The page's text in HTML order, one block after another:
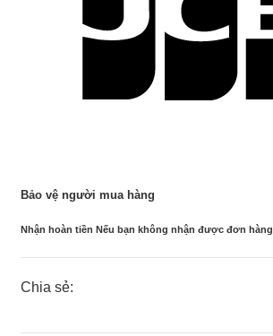
Bảo vệ người mua hàng
Nhận hoàn tiền Nếu bạn không nhận được đơn hàng
Chia sẻ: